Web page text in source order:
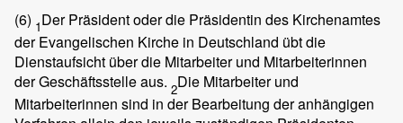
(6) 1Der Präsident oder die Präsidentin des Kirchenamtes
der Evangelischen Kirche in Deutschland übt die
Dienstaufsicht über die Mitarbeiter und Mitarbeiterinnen
der Geschäftsstelle aus. 2Die Mitarbeiter und
Mitarbeiterinnen sind in der Bearbeitung der anhängigen